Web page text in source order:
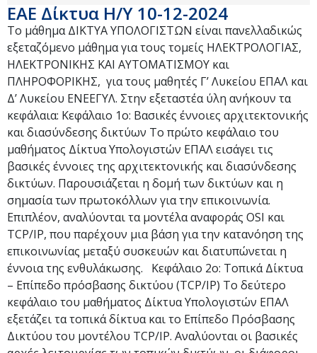
ΕΑΕ Δίκτυα Η/Υ 10-12-2024
Το μάθημα ΔΙΚΤΥΑ ΥΠΟΛΟΓΙΣΤΩΝ είναι πανελλαδικώς
εξεταζόμενο μάθημα για τους τομείς ΗΛΕΚΤΡΟΛΟΓΙΑΣ,
ΗΛΕΚΤΡΟΝΙΚΗΣ ΚΑΙ ΑΥΤΟΜΑΤΙΣΜΟΥ και
ΠΛΗΡΟΦΟΡΙΚΗΣ, για τους μαθητές Γ’ Λυκείου ΕΠΑΛ και
Δ’ Λυκείου ΕΝΕΕΓΥΛ. Στην εξεταστέα ύλη ανήκουν τα
κεφάλαια: Κεφάλαιο 1ο: Βασικές έννοιες αρχιτεκτονικής
και διασύνδεσης δικτύων Το πρώτο κεφάλαιο του
μαθήματος Δίκτυα Υπολογιστών ΕΠΑΛ εισάγει τις
βασικές έννοιες της αρχιτεκτονικής και διασύνδεσης
δικτύων. Παρουσιάζεται η δομή των δικτύων και η
σημασία των πρωτοκόλλων για την επικοινωνία.
Επιπλέον, αναλύονται τα μοντέλα αναφοράς OSI και
TCP/IP, που παρέχουν μια βάση για την κατανόηση της
επικοινωνίας μεταξύ συσκευών και διατυπώνεται η
έννοια της ενθυλάκωσης. Κεφάλαιο 2ο: Τοπικά Δίκτυα
– Επίπεδο πρόσβασης δικτύου (TCP/IP) Το δεύτερο
κεφάλαιο του μαθήματος Δίκτυα Υπολογιστών ΕΠΑΛ
εξετάζει τα τοπικά δίκτυα και το Επίπεδο Πρόσβασης
Δικτύου του μοντέλου TCP/IP. Αναλύονται οι βασικές